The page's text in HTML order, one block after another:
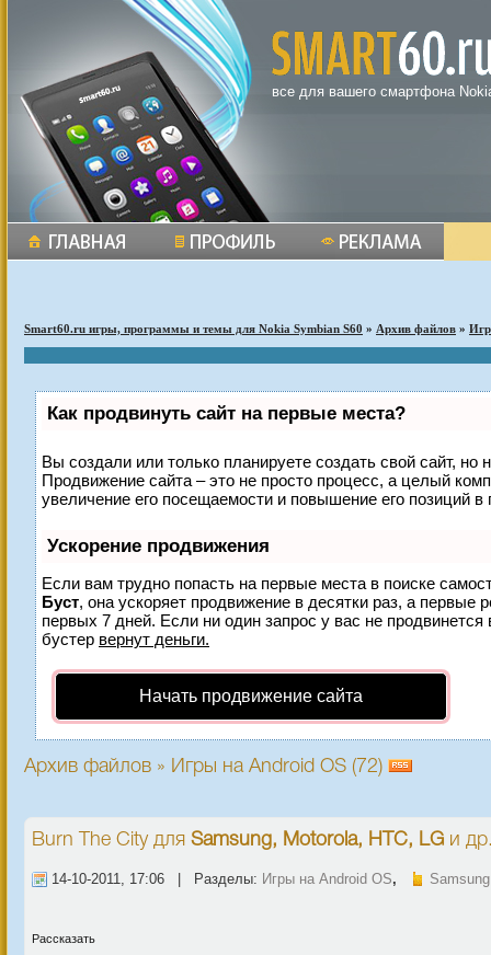
все для вашего смартфона
Smart60.ru игры, программы и темы для Nokia Symbian S60 » Архив файлов »
Как продвинуть сайт на первые места?
Вы создали или только планируете создать свой сайт, но
Продвижение сайта – это не просто процесс, а целый
увеличение его посещаемости и повышение его позиций в
Ускорение продвижения
Если вам трудно попасть на первые места в поиске
Буст, она ускоряет продвижение в десятки раз, а первые
первых 7 дней. Если ни один запрос у вас не
бустер вернут деньги.
Начать продвижение сайта
Архив файлов » Игры на Android OS (72)
Burn The Cityдля Samsung, Motorola, HTC, LG и
14-10-2011, 17:06 | Разделы: Игры на Android OS,
Рассказать